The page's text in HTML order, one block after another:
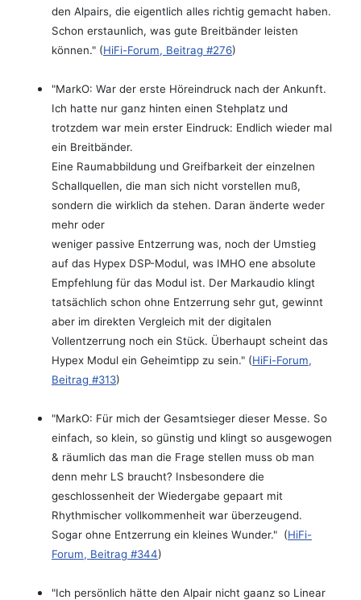
den Alpairs, die eigentlich alles richtig gemacht haben.
Schon erstaunlich, was gute Breitbänder leisten
können." (HiFi-Forum, Beitrag #276)
"MarkO: War der erste Höreindruck nach der Ankunft.
Ich hatte nur ganz hinten einen Stehplatz und
trotzdem war mein erster Eindruck: Endlich wieder mal
ein Breitbänder.
Eine Raumabbildung und Greifbarkeit der einzelnen
Schallquellen, die man sich nicht vorstellen muß,
sondern die wirklich da stehen. Daran änderte weder
mehr oder
weniger passive Entzerrung was, noch der Umstieg
auf das Hypex DSP-Modul, was IMHO ene absolute
Empfehlung für das Modul ist. Der Markaudio klingt
tatsächlich schon ohne Entzerrung sehr gut, gewinnt
aber im direkten Vergleich mit der digitalen
Vollentzerrung noch ein Stück. Überhaupt scheint das
Hypex Modul ein Geheimtipp zu sein." (HiFi-Forum,
Beitrag #313)
"MarkO: Für mich der Gesamtsieger dieser Messe. So
einfach, so klein, so günstig und klingt so ausgewogen
& räumlich das man die Frage stellen muss ob man
denn mehr LS braucht? Insbesondere die
geschlossenheit der Wiedergabe gepaart mit
Rhythmischer vollkommenheit war überzeugend.
Sogar ohne Entzerrung ein kleines Wunder." (HiFi-
Forum, Beitrag #344)
"Ich persönlich hätte den Alpair nicht gaanz so Linear